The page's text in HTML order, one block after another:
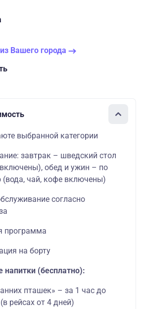
Вашего города
выбранной категории
завтрак – шведский стол
обед и ужин – по
чай, кофе включены)
согласно
программа
на борту
напитки (бесплатно):
пташек» – за 1 час до
рейсах от 4 дней)